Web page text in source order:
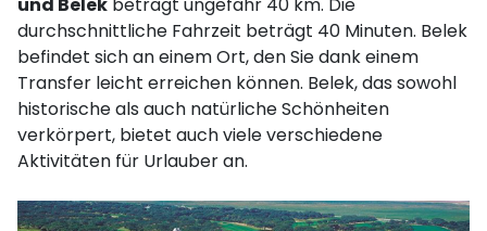
durchschnittliche Fahrzeit beträgt 40 Minuten. Belek
befindet sich an einem Ort, den Sie dank einem
Transfer leicht erreichen können. Belek, das sowohl
historische als auch natürliche Schönheiten
verkörpert, bietet auch viele verschiedene
Aktivitäten für Urlauber an.